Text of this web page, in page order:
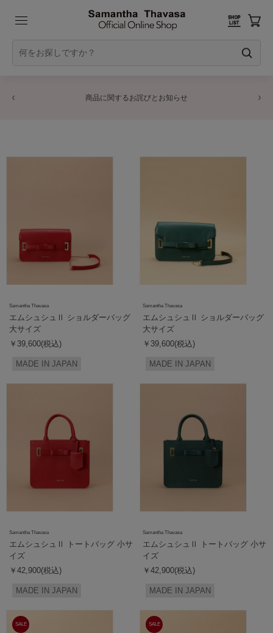
商品に関するお詫びとお知らせ
Samantha Thavasa
エムシュシュⅡ ショルダーバッグ
大サイズ
￥39,600(税込)
MADE IN JAPAN
Samantha Thavasa
エムシュシュⅡ ショルダーバッグ
大サイズ
￥39,600(税込)
MADE IN JAPAN
Samantha Thavasa
エムシュシュⅡ トートバッグ 小サ
イズ
￥42,900(税込)
MADE IN JAPAN
Samantha Thavasa
エムシュシュⅡ トートバッグ 小サ
イズ
￥42,900(税込)
MADE IN JAPAN
SALE SALE